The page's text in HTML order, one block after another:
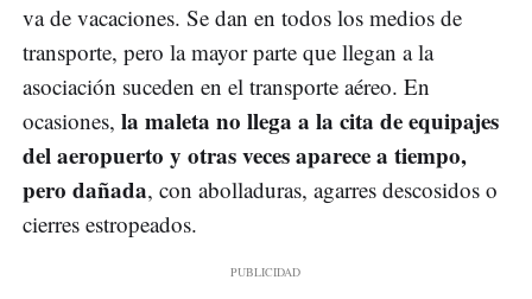
va de vacaciones. Se dan en todos los medios de
transporte, pero la mayor parte que llegan a la
asociación suceden en el transporte aéreo. En
ocasiones, la maleta no llega a la cita de equipajes
del aeropuerto y otras veces aparece a tiempo,
pero dañada, con abolladuras, agarres descosidos o
cierres estropeados.